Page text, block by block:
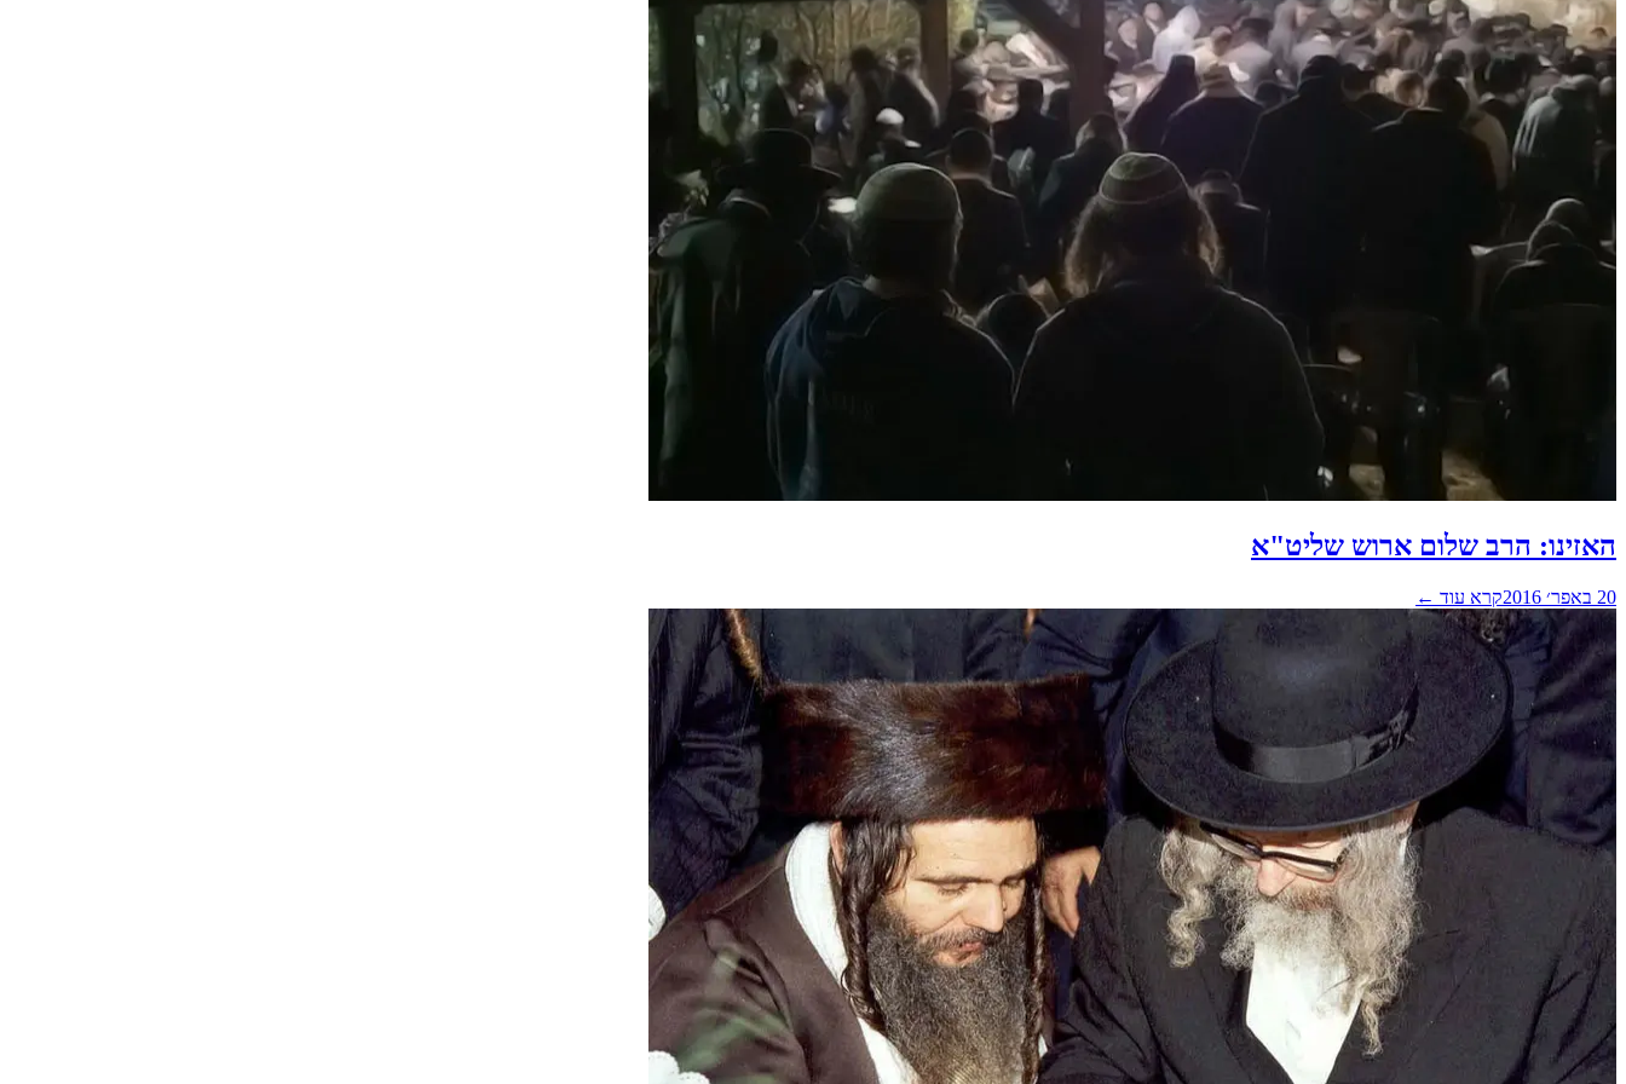
האזינו: הרב שלום ארוש שליט"א
20 באפר׳ 2016 קרא עוד ←